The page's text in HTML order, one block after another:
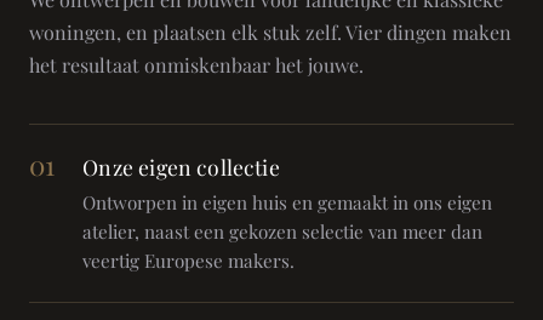
woningen, en plaatsen elk stuk zelf. Vier dingen maken
het resultaat onmiskenbaar het jouwe.
01 Onze eigen collectie
Ontworpen in eigen huis en gemaakt in ons eigen
atelier, naast een gekozen selectie van meer dan
veertig Europese makers.